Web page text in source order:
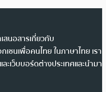
สนอสารเกี่ยวกับ
เชนเพื่อคนไทย ในภาษาไทย เรา
เว็บบอร์ดต่างประเทศและนำมา